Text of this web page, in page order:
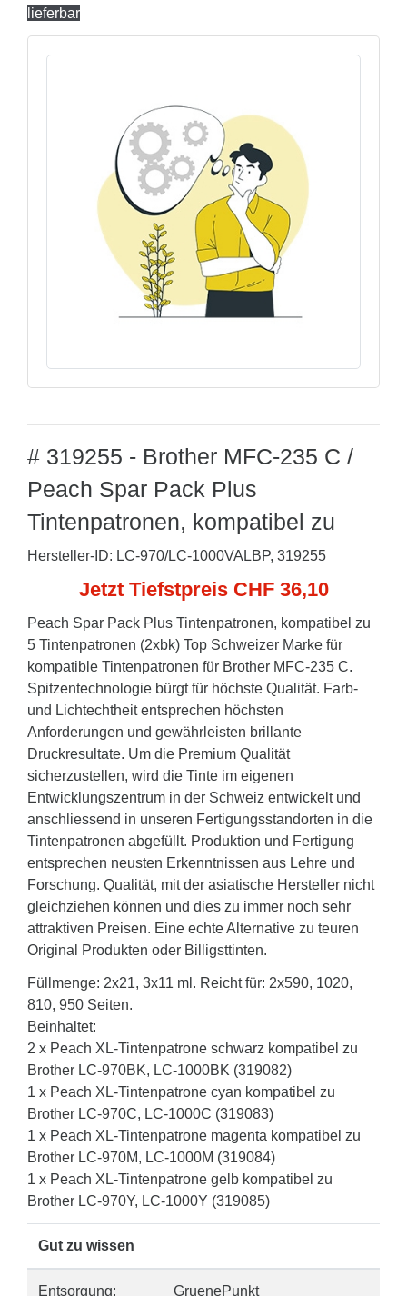
lieferbar
# 319255 - Brother MFC-235 C /
Peach Spar Pack Plus
Tintenpatronen, kompatibel zu
Hersteller-ID: LC-970/LC-1000VALBP, 319255
Jetzt Tiefstpreis CHF 36,10
Peach Spar Pack Plus Tintenpatronen, kompatibel zu
5 Tintenpatronen (2xbk) Top Schweizer Marke für
kompatible Tintenpatronen für Brother MFC-235 C.
Spitzentechnologie bürgt für höchste Qualität. Farb-
und Lichtechtheit entsprechen höchsten
Anforderungen und gewährleisten brillante
Druckresultate. Um die Premium Qualität
sicherzustellen, wird die Tinte im eigenen
Entwicklungszentrum in der Schweiz entwickelt und
anschliessend in unseren Fertigungsstandorten in die
Tintenpatronen abgefüllt. Produktion und Fertigung
entsprechen neusten Erkenntnissen aus Lehre und
Forschung. Qualität, mit der asiatische Hersteller nicht
gleichziehen können und dies zu immer noch sehr
attraktiven Preisen. Eine echte Alternative zu teuren
Original Produkten oder Billigsttinten.
Füllmenge: 2x21, 3x11 ml. Reicht für: 2x590, 1020,
810, 950 Seiten.
Beinhaltet:
2 x Peach XL-Tintenpatrone schwarz kompatibel zu
Brother LC-970BK, LC-1000BK (319082)
1 x Peach XL-Tintenpatrone cyan kompatibel zu
Brother LC-970C, LC-1000C (319083)
1 x Peach XL-Tintenpatrone magenta kompatibel zu
Brother LC-970M, LC-1000M (319084)
1 x Peach XL-Tintenpatrone gelb kompatibel zu
Brother LC-970Y, LC-1000Y (319085)
Gut zu wissen
Entsorgung: GruenePunkt